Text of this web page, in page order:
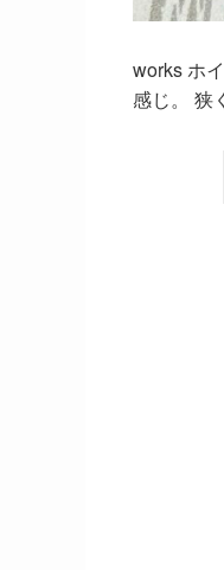
works ホ
感じ。 狭